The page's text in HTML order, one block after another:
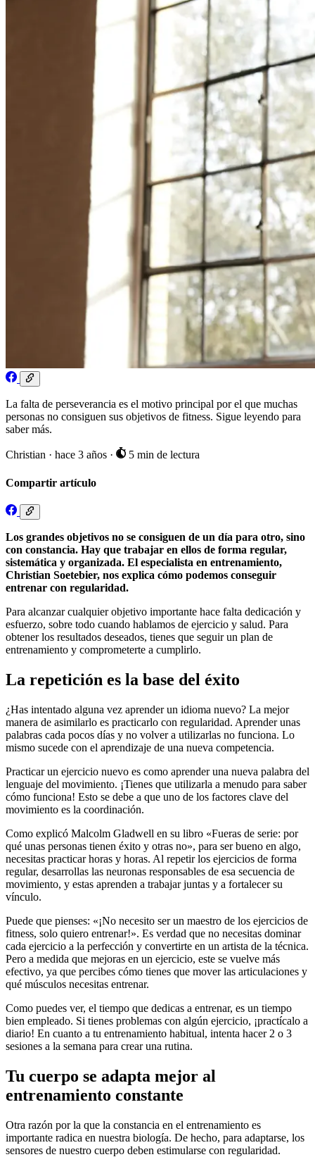
La falta de perseverancia es el motivo principal por el que muchas
personas no consiguen sus objetivos de fitness. Sigue leyendo para
saber más.
Christian · hace 3 años · 5 min de lectura
Compartir artículo
Los grandes objetivos no se consiguen de un día para otro, sino
con constancia. Hay que trabajar en ellos de forma regular,
sistemática y organizada. El especialista en entrenamiento,
Christian Soetebier, nos explica cómo podemos conseguir
entrenar con regularidad.
Para alcanzar cualquier objetivo importante hace falta dedicación y
esfuerzo, sobre todo cuando hablamos de ejercicio y salud. Para
obtener los resultados deseados, tienes que seguir un plan de
entrenamiento y comprometerte a cumplirlo.
La repetición es la base del éxito
¿Has intentado alguna vez aprender un idioma nuevo? La mejor
manera de asimilarlo es practicarlo con regularidad. Aprender unas
palabras cada pocos días y no volver a utilizarlas no funciona. Lo
mismo sucede con el aprendizaje de una nueva competencia.
Practicar un ejercicio nuevo es como aprender una nueva palabra del
lenguaje del movimiento. ¡Tienes que utilizarla a menudo para saber
cómo funciona! Esto se debe a que uno de los factores clave del
movimiento es la coordinación.
Como explicó Malcolm Gladwell en su libro «Fueras de serie: por
qué unas personas tienen éxito y otras no», para ser bueno en algo,
necesitas practicar horas y horas. Al repetir los ejercicios de forma
regular, desarrollas las neuronas responsables de esa secuencia de
movimiento, y estas aprenden a trabajar juntas y a fortalecer su
vínculo.
Puede que pienses: «¡No necesito ser un maestro de los ejercicios de
fitness, solo quiero entrenar!». Es verdad que no necesitas dominar
cada ejercicio a la perfección y convertirte en un artista de la técnica.
Pero a medida que mejoras en un ejercicio, este se vuelve más
efectivo, ya que percibes cómo tienes que mover las articulaciones y
qué músculos necesitas entrenar.
Como puedes ver, el tiempo que dedicas a entrenar, es un tiempo
bien empleado. Si tienes problemas con algún ejercicio, ¡practícalo a
diario! En cuanto a tu entrenamiento habitual, intenta hacer 2 o 3
sesiones a la semana para crear una rutina.
Tu cuerpo se adapta mejor al
entrenamiento constante
Otra razón por la que la constancia en el entrenamiento es
importante radica en nuestra biología. De hecho, para adaptarse, los
sensores de nuestro cuerpo deben estimularse con regularidad.